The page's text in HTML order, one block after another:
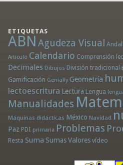
ETIQUETAS
ABN Agudeza Visual
Artículo Calendario Comprensión
Decimales Dibujos División tradicional
Gamificación Genially Geometría
lectoescritura Lectura Lengua
Manualidades
Máquinas didácticas México Navidad
Paz PDI primaria Problemas
Resta Suma Sumas Valores vídeo